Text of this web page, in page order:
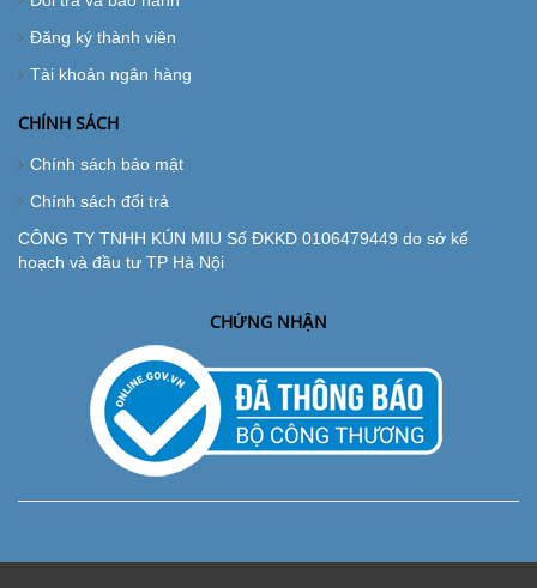
Đăng ký thành viên
Tài khoản ngân hàng
CHÍNH SÁCH
Chính sách bảo mật
Chính sách đổi trả
CÔNG TY TNHH KÚN MIU Số ĐKKD 0106479449 do sở kế
hoạch và đầu tư TP Hà Nội
CHỨNG NHẬN